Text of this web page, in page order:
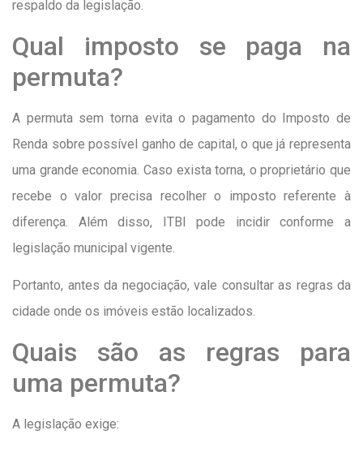
respaldo da legislação.
Qual imposto se paga na
permuta?
A permuta sem torna evita o pagamento do Imposto de
Renda sobre possível ganho de capital, o que já representa
uma grande economia. Caso exista torna, o proprietário que
recebe o valor precisa recolher o imposto referente à
diferença. Além disso, ITBI pode incidir conforme a
legislação municipal vigente.
Portanto, antes da negociação, vale consultar as regras da
cidade onde os imóveis estão localizados.
Quais são as regras para
uma permuta?
A legislação exige: